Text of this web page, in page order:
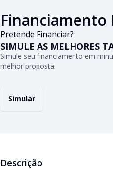
Financiamento
Pretende Financiar?
SIMULE AS MELHORES
Simule seu financiamento em
melhor proposta.
Simular
Descrição